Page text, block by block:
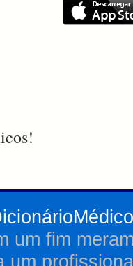
um fim
um